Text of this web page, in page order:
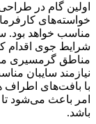
اولین گام در
خواسته‌های
مناسب خواهد بود.
شرایط جوی اقدام
مناطق گرمسیری
نیازمند سایبان
با بافت‌های اطراف
امر باعث می‌شود تا
باشد.